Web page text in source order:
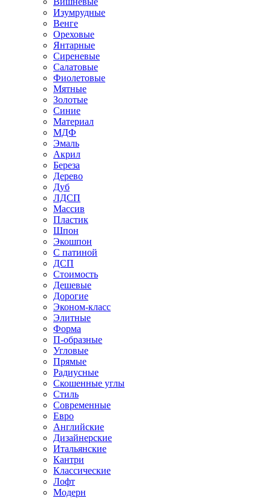
Изумрудные
Венге
Ореховые
Янтарные
Сиреневые
Салатовые
Фиолетовые
Мятные
Золотые
Синие
Материал
МДФ
Эмаль
Акрил
Береза
Дерево
Дуб
ЛДСП
Массив
Пластик
Шпон
Экошпон
С патиной
ДСП
Стоимость
Дешевые
Дорогие
Эконом-класс
Элитные
Форма
П-образные
Угловые
Прямые
Радиусные
Скошенные углы
Стиль
Современные
Евро
Английские
Дизайнерские
Итальянские
Кантри
Классические
Лофт
Модерн